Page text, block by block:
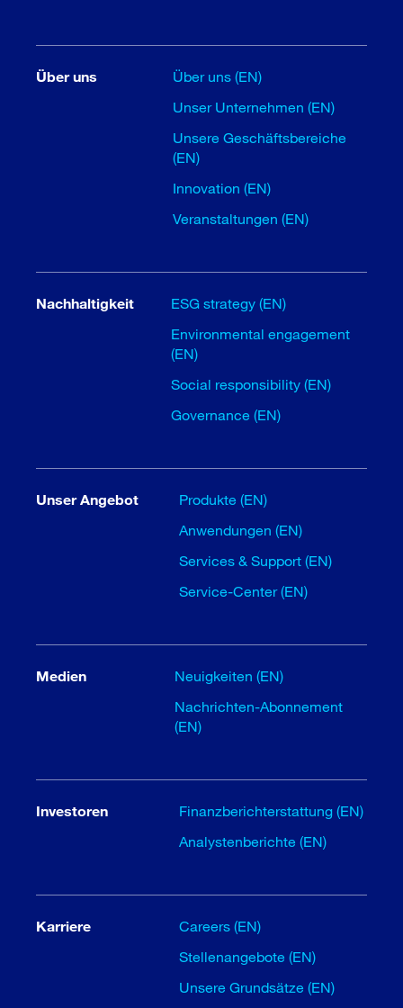
Über uns
Über uns (EN)
Unser Unternehmen (EN)
Unsere Geschäftsbereiche
(EN)
Innovation (EN)
Veranstaltungen (EN)
Nachhaltigkeit
ESG strategy (EN)
Environmental engagement
(EN)
Social responsibility (EN)
Governance (EN)
Unser Angebot
Produkte (EN)
Anwendungen (EN)
Services & Support (EN)
Service-Center (EN)
Medien
Neuigkeiten (EN)
Nachrichten-Abonnement
(EN)
Investoren
Finanzberichterstattung (EN)
Analystenberichte (EN)
Karriere
Careers (EN)
Stellenangebote (EN)
Unsere Grundsätze (EN)